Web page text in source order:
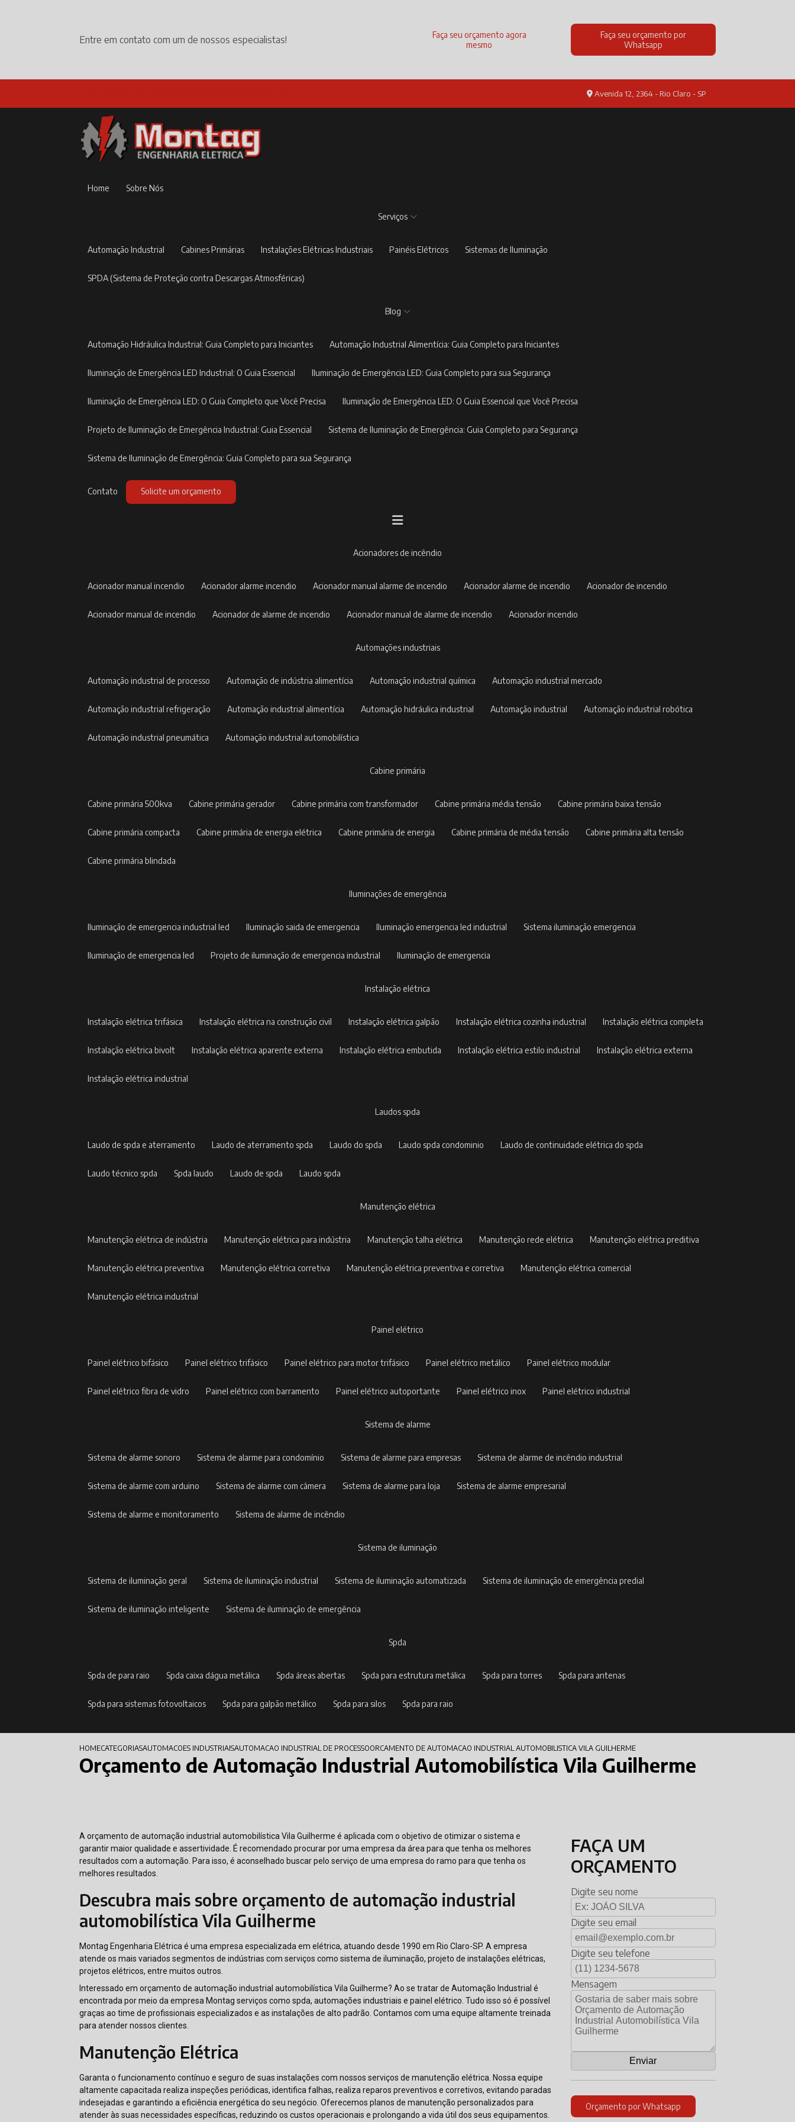
Entre em contato com um de nossos especialistas!
Faça seu orçamento agora
mesmo
Faça seu orçamento por
Whatsapp
Avenida 12, 2364 - Rio Claro - SP
Home Sobre Nós
Serviços
Automação Industrial Cabines Primárias Instalações Elétricas Industriais Painéis Elétricos Sistemas de Iluminação
SPDA (Sistema de Proteção contra Descargas Atmosféricas)
Blog
Automação Hidráulica Industrial: Guia Completo para Iniciantes Automação Industrial Alimentícia: Guia Completo para Iniciantes
Iluminação de Emergência LED Industrial: O Guia Essencial Iluminação de Emergência LED: Guia Completo para sua Segurança
Iluminação de Emergência LED: O Guia Completo que Você Precisa Iluminação de Emergência LED: O Guia Essencial que Você Precisa
Projeto de Iluminação de Emergência Industrial: Guia Essencial Sistema de Iluminação de Emergência: Guia Completo para Segurança
Sistema de Iluminação de Emergência: Guia Completo para sua Segurança
Contato Solicite um orçamento
acionadores de incêndio
acionador manual incendio acionador alarme incendio acionador manual alarme de incendio acionador alarme de incendio acionador de incendio
acionador manual de incendio acionador de alarme de incendio acionador manual de alarme de incendio acionador incendio
automações industriais
automação industrial de processo automação de indústria alimentícia automação industrial química automação industrial mercado
automação industrial refrigeração automação industrial alimentícia automação hidráulica industrial automação industrial automação industrial robótica
automação industrial pneumática automação industrial automobilística
cabine primária
cabine primária 500kva cabine primária gerador cabine primária com transformador cabine primária média tensão cabine primária baixa tensão
cabine primária compacta cabine primária de energia elétrica cabine primária de energia cabine primária de média tensão cabine primária alta tensão
cabine primária blindada
iluminações de emergência
iluminação de emergencia industrial led iluminação saida de emergencia iluminação emergencia led industrial sistema iluminação emergencia
iluminação de emergencia led projeto de iluminação de emergencia industrial iluminação de emergencia
instalação elétrica
instalação elétrica trifásica instalação elétrica na construção civil instalação elétrica galpão instalação elétrica cozinha industrial instalação elétrica completa
instalação elétrica bivolt instalação elétrica aparente externa instalação elétrica embutida instalação elétrica estilo industrial instalação elétrica externa
instalação elétrica industrial
laudos spda
laudo de spda e aterramento laudo de aterramento spda laudo do spda laudo spda condominio laudo de continuidade elétrica do spda
laudo técnico spda spda laudo laudo de spda laudo spda
manutenção elétrica
manutenção elétrica de indústria manutenção elétrica para indústria manutenção talha elétrica manutenção rede elétrica manutenção elétrica preditiva
manutenção elétrica preventiva manutenção elétrica corretiva manutenção elétrica preventiva e corretiva manutenção elétrica comercial
manutenção elétrica industrial
painel elétrico
painel elétrico bifásico painel elétrico trifásico painel elétrico para motor trifásico painel elétrico metálico painel elétrico modular
painel elétrico fibra de vidro painel elétrico com barramento painel elétrico autoportante painel elétrico inox painel elétrico industrial
sistema de alarme
sistema de alarme sonoro sistema de alarme para condomínio sistema de alarme para empresas sistema de alarme de incêndio industrial
sistema de alarme com arduino sistema de alarme com câmera sistema de alarme para loja sistema de alarme empresarial
sistema de alarme e monitoramento sistema de alarme de incêndio
sistema de iluminação
sistema de iluminação geral sistema de iluminação industrial sistema de iluminação automatizada sistema de iluminação de emergência predial
sistema de iluminação inteligente sistema de iluminação de emergência
spda
spda de para raio spda caixa dágua metálica spda áreas abertas spda para estrutura metálica spda para torres spda para antenas
spda para sistemas fotovoltaicos spda para galpão metálico spda para silos spda para raio
HOMECATEGORIASAUTOMACOES INDUSTRIAISAUTOMACAO INDUSTRIAL DE PROCESSOORCAMENTO DE AUTOMACAO INDUSTRIAL AUTOMOBILISTICA VILA GUILHERME
Orçamento de Automação Industrial Automobilística Vila Guilherme
A orçamento de automação industrial automobilística Vila Guilherme é aplicada com o objetivo de otimizar o sistema e
garantir maior qualidade e assertividade. É recomendado procurar por uma empresa da área para que tenha os melhores
resultados com a automação. Para isso, é aconselhado buscar pelo serviço de uma empresa do ramo para que tenha os
melhores resultados.
Descubra mais sobre orçamento de automação industrial
automobilística Vila Guilherme
Montag Engenharia Elétrica é uma empresa especializada em elétrica, atuando desde 1990 em Rio Claro-SP. A empresa
atende os mais variados segmentos de indústrias com serviços como sistema de iluminação, projeto de instalações elétricas,
projetos elétricos, entre muitos outros.
Interessado em orçamento de automação industrial automobilística Vila Guilherme? Ao se tratar de Automação Industrial é
encontrada por meio da empresa Montag serviços como spda, automações industriais e painel elétrico. Tudo isso só é possível
graças ao time de profissionais especializados e as instalações de alto padrão. Contamos com uma equipe altamente treinada
para atender nossos clientes.
Manutenção Elétrica
Garanta o funcionamento contínuo e seguro de suas instalações com nossos serviços de manutenção elétrica. Nossa equipe
altamente capacitada realiza inspeções periódicas, identifica falhas, realiza reparos preventivos e corretivos, evitando paradas
indesejadas e garantindo a eficiência energética do seu negócio. Oferecemos planos de manutenção personalizados para
atender às suas necessidades específicas, reduzindo os custos operacionais e prolongando a vida útil dos seus equipamentos.
FAÇA UM
ORÇAMENTO
Digite seu nome
Digite seu email
Digite seu telefone
Mensagem
Orçamento por Whatsapp